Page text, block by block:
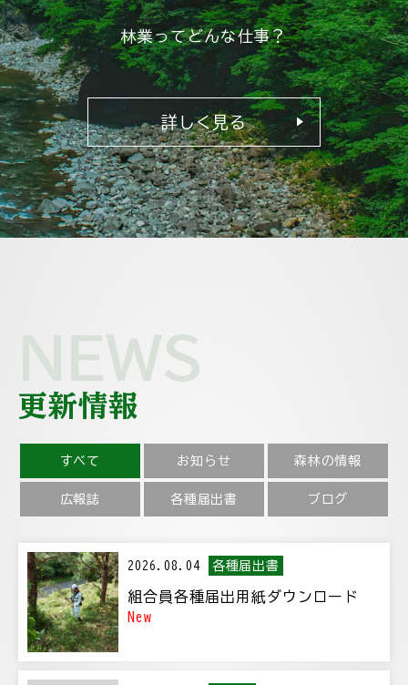
林業ってどんな仕事？
詳しく見る
NEWS
更新情報
すべて お知らせ 森林の情報
広報誌 各種届出書 ブログ
2026.08.04 各種届出書
組合員各種届出用紙ダウンロード
New